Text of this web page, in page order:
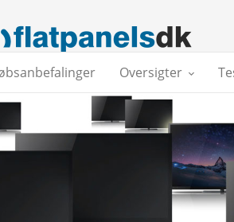
Oversigter